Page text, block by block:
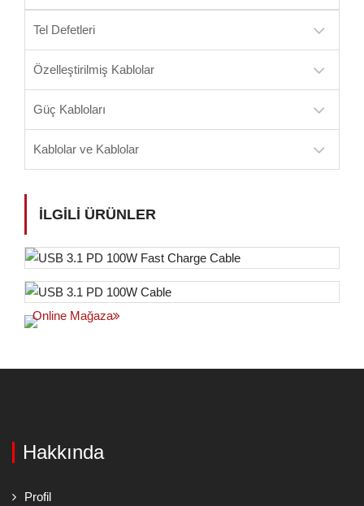
Tel Defetleri
Özelleştirilmiş Kablolar
Güç Kabloları
Kablolar ve Kablolar
İLGILI ÜRÜNLER
Online Mağaza
Hakkında
Profil